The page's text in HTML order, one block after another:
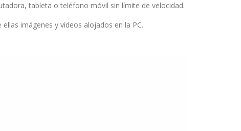
tableta o teléfono móvil sin límite de velocidad.
imágenes y vídeos alojados en la PC.